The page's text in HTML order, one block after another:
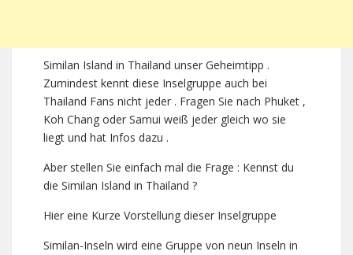
Similan Island in Thailand unser Geheimtipp .
Zumindest kennt diese Inselgruppe auch bei
Thailand Fans nicht jeder . Fragen Sie nach Phuket ,
Koh Chang oder Samui weiß jeder gleich wo sie
liegt und hat Infos dazu .
Aber stellen Sie einfach mal die Frage : Kennst du
die Similan Island in Thailand ?
Hier eine Kurze Vorstellung dieser Inselgruppe
Similan-Inseln wird eine Gruppe von neun Inseln in